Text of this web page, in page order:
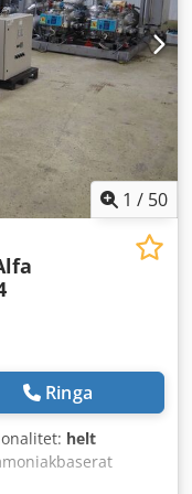
1 / 50
Ringa
helt
med ammoniak